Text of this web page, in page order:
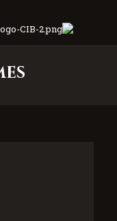
Badr
nous